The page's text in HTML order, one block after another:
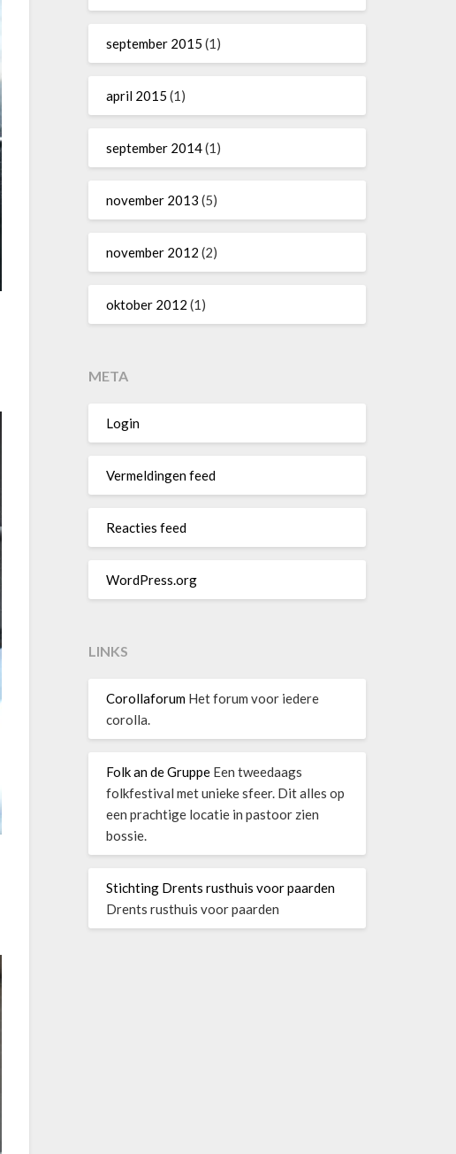
september 2015 (1)
april 2015 (1)
september 2014(1)
november 2013 (5)
november 2012 (2)
oktober 2012 (1)
META
Login
Vermeldingen feed
Reacties feed
WordPress.org
LINKS
CorollaforumHet forum voor iedere
corolla.
Folk an de GruppeEen tweedaags
folkfestival met unieke sfeer. Dit alles op
een prachtige locatie in pastoor zien
bossie.
Stichting Drents rusthuis voor paarden
Drents rusthuis voor paarden